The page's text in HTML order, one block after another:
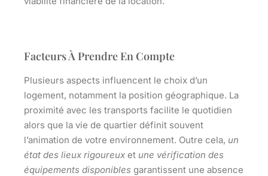
Facteurs À Prendre En Compte
Plusieurs aspects influencent le choix d’un
logement, notamment la position géographique. La
proximité avec les transports facilite le quotidien
alors que la vie de quartier définit souvent
l’animation de votre environnement. Outre cela, un
état des lieux rigoureux et une vérification des
équipements disponibles garantissent une absence